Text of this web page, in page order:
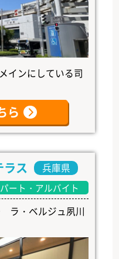
インにしている司
ら
ラス 兵庫県
パート・アルバイト
ラ・ベルジュ夙川